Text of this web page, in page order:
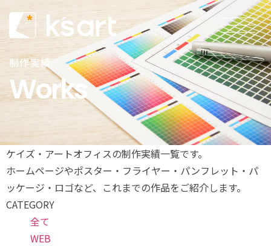
制作実績
Works
ケイズ・アートオフィスの制作実績一覧です。
ホームページやポスター・フライヤー・パンフレット・パ
ッケージ・ロゴなど、これまでの作品をご紹介します。
CATEGORY
全て
WEB